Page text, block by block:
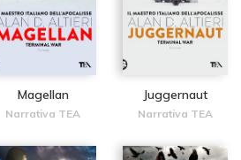
Magellan
Narrativa TEA
Juggernaut
Narrativa TEA